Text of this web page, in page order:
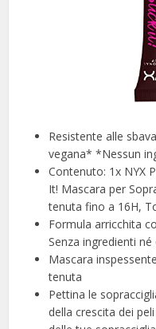
Resistente alle
vegana* *Nessun
Contenuto: 1x NYX
It! Mascara per
tenuta fino a 16H,
Formula arricchita
Senza ingredienti
Mascara
tenuta
Pettina le
della crescita dei